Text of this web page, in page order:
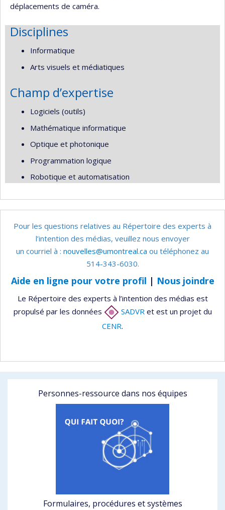
déplacements de caméra.
Disciplines
Informatique
Arts visuels et médiatiques
Champ d’expertise
Logiciels (outils)
Mathématique informatique
Optique et photonique
Programmation logique
Robotique et automatisation
Pour les questions relatives au Répertoire des experts à
l’intention des médias, veuillez nous envoyer
un courriel à : nouvelles@umontreal.ca ou téléphonez au
514-343-6030.
Aide en ligne pour votre profil | Nous joindre
Le Répertoire des experts à l’intention des médias est
propulsé par les données
SADVR et est un projet du
CENR.
Personnes-ressource dans nos équipes
Formulaires, procédures et systèmes